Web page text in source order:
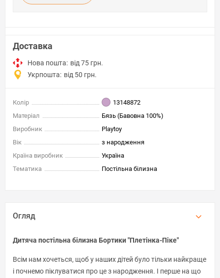
Доставка
Нова пошта: від 75 грн.
Укрпошта: від 50 грн.
Колір
13148872
Матеріал
Бязь (Бавовна 100%)
Виробник
Playtoy
Вік
з народження
Країна виробник
Україна
Тематика
Постільна білизна
Огляд
Дитяча постільна білизна Бортики "Плетінка-Піке"
Всім нам хочеться, щоб у наших дітей було тільки найкраще
і почнемо піклуватися про це з народження. І перше на що